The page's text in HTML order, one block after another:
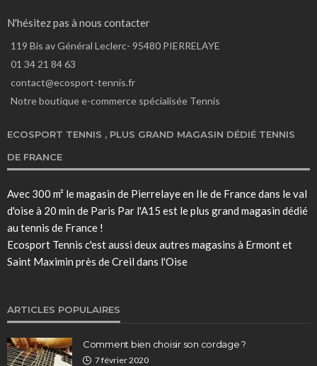
N'hésitez pas à nous contacter
119 Bis av Général Leclerc- 95480 PIERRELAYE
01 34 21 84 63
contact@ecosport-tennis.fr
Notre boutique e-commerce spécialisée Tennis
ECOSPORT TENNIS , PLUS GRAND MAGASIN DÉDIÉ TENNIS
DE FRANCE
Avec 300 m² le magasin de Pierrelaye en Ile de France dans le val
d'oise à 20 min de Paris Par l'A15 est leplus grand magasin dédié
au tennis de France !
Ecosport Tennis c'est aussi deux autres magasins à Ermontet
Saint Maximin près de Creil dans l'Oise
ARTICLES POPULAIRES
Comment bien choisir son cordage ?
7 février 2020